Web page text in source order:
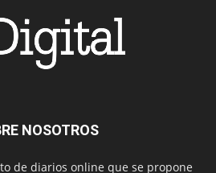
NOSOTROS
de diarios online que se propone